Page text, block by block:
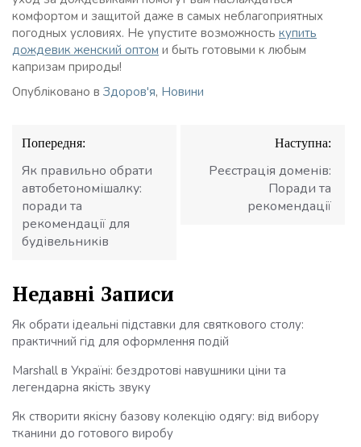
комфортом и защитой даже в самых неблагоприятных
погодных условиях. Не упустите возможность купить
дождевик женский оптом и быть готовыми к любым
капризам природы!
Опубліковано в Здоров'я, Новини
Навігація
записів
Попередня:
Як правильно обрати
автобетономішалку:
поради та
рекомендації для
будівельників
Наступна:
Реєстрація доменів:
Поради та
рекомендації
Недавні Записи
Як обрати ідеальні підставки для святкового столу:
практичний гід для оформлення подій
Marshall в Україні: бездротові навушники ціни та
легендарна якість звуку
Як створити якісну базову колекцію одягу: від вибору
тканини до готового виробу